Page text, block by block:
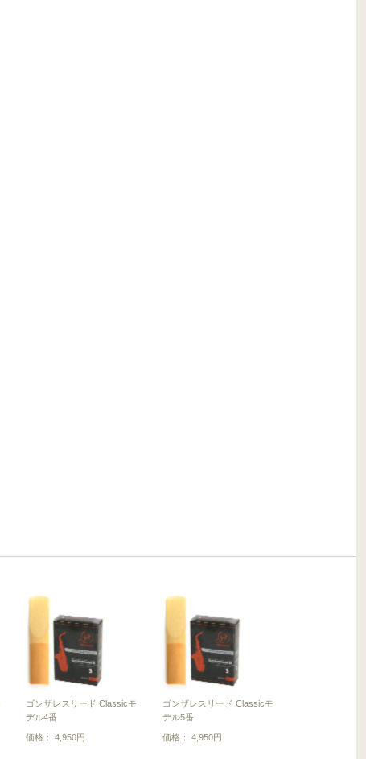
ゴンザレスリード Classicモ
デル4番
価格： 4,950円
ゴンザレスリード Classicモ
デル5番
価格： 4,950円